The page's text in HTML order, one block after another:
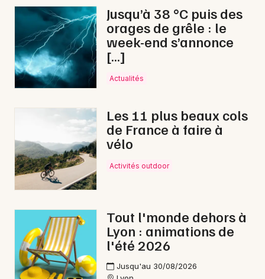
Jusqu’à 38 °C puis des
orages de grêle : le
week-end s’annonce
[…]
Actualités
Les 11 plus beaux cols
de France à faire à
vélo
Activités outdoor
Tout l'monde dehors à
Lyon : animations de
l'été 2026
Jusqu'au 30/08/2026